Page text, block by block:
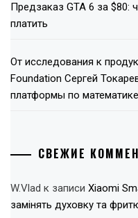
Предзаказ GTA 6 за $80:
платить
От исследования к
Foundation Сергей
платформы по
СВЕЖИЕ
W.Vlad к записи Xiaomi
замінять духовку та